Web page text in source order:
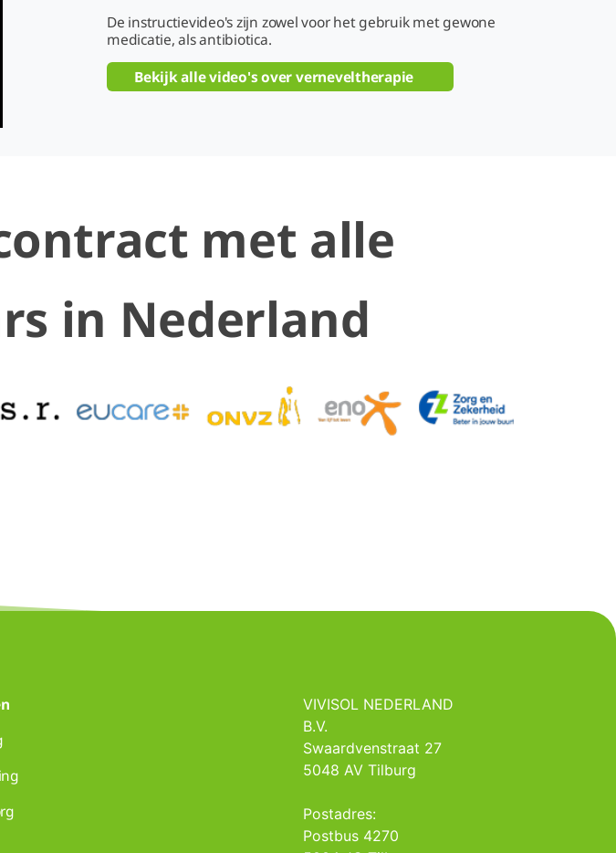
De instructievideo's zijn zowel voor het gebruik met gewone
medicatie, als antibiotica.
Bekijk alle video's over verneveltherapie
met alle
in Nederland
VIVISOL NEDERLAND
B.V.
Swaardvenstraat 27
5048 AV Tilburg
Postadres:
Postbus 4270